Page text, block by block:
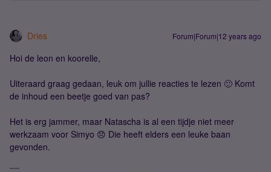
Dries Forum|Forum|12 years ago
Hoi de leon en koorelle,
Uiteraard graag gedaan, leuk om jullie reacties te lezen 🙂 Komt
de inhoud een beetje goed van pas?
Het is erg jammer, maar Natascha is al een tijdje niet meer
werkzaam voor Simyo 😞 Die heeft elders een leuke baan
gevonden.